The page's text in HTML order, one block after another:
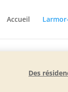
Accueil
Des